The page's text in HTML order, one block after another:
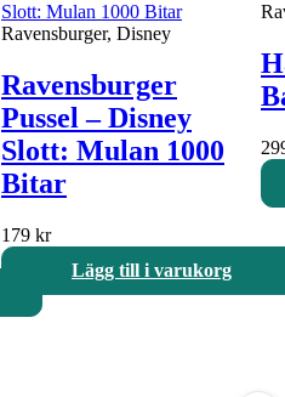
Ravensburger, Disney
Ravensburger
Pussel – Disney
Slott: Mulan 1000
Bitar
179 kr
Lägg till i varukorg